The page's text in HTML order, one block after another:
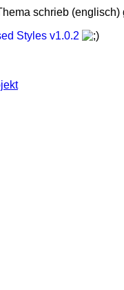
schrieb (englisch)
Styles v1.0.2